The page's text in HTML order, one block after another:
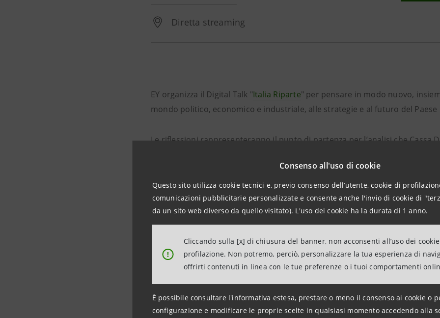
Consenso all'uso di cookie
Questo sito utilizza cookie tecnici e, previo consenso dell’utente, cookie di
comunicazioni pubblicitarie personalizzate e consente anche l'invio di cookie di
da un sito web diverso da quello visitato). L'uso dei cookie ha la durata di 1 anno.
!
Cliccando sulla [x] di chiusura del banner, non acconsenti all’uso dei
profilazione. Non potremo, perciò, personalizzare la tua esperienza di
offrirti contenuti in linea con le tue preferenze o i tuoi comportamenti
È possibile consultare l'informativa estesa, prestare o meno il consenso ai cookie o
configurazione e modificare le proprie scelte in qualsiasi momento accedendo alla
Diretta streaming
EY organizza il Digital Talk "Italia Riparte" per pensare in modo nuovo,
mondo politico, economico e industriale, alle strategie e al futuro del Paese
Le riflessioni rappresenteranno il punto di partenza per l’analisi che Cassa
strumenti per una ripartenza più efficace e veloce possibile.
Interverranno:
GUALTIERI, Ministro dell’Economia e delle Finanze